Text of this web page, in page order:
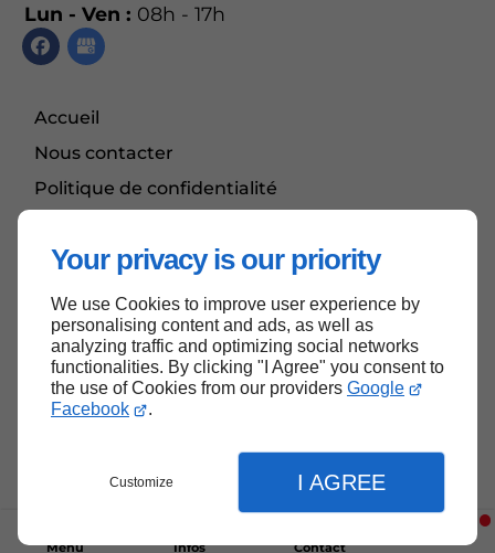
Your privacy is our priority
We use Cookies to improve user experience by
personalising content and ads, as well as
analyzing traffic and optimizing social networks
functionalities. By clicking "I Agree" you consent to
the use of Cookies from our providers Google
Facebook
.
Customize I AGREE
Menu Infos Contact
Lun - Ven : 08h - 17h
Accueil
Nous contacter
Politique de confidentialité
Haut de page